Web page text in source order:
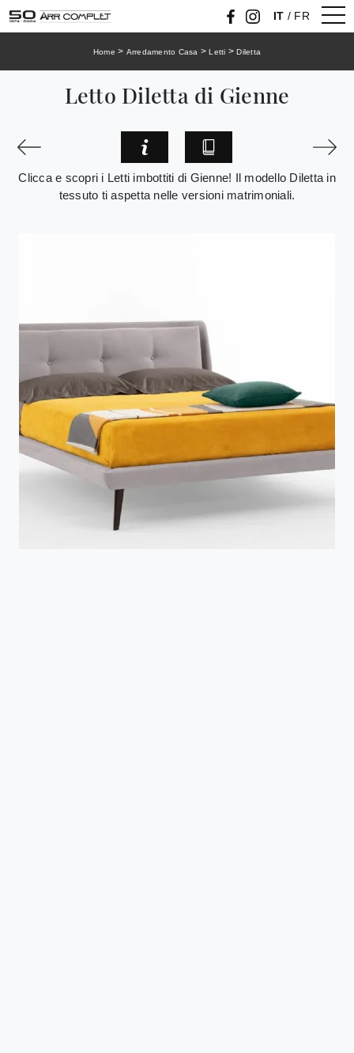
IT / FR
Home > Arredamento Casa >Letti >Diletta
Letto Diletta di Gienne
Clicca e scopri i Letti imbottiti di Gienne! Il modello Diletta in
tessuto ti aspetta nelle versioni matrimoniali.